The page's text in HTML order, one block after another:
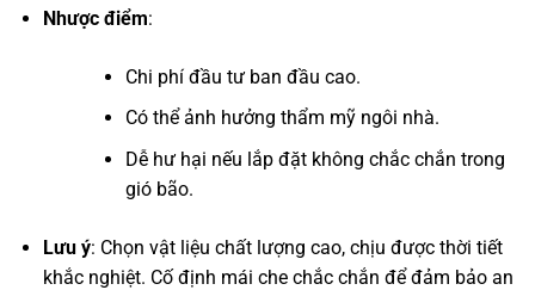
Nhược điểm:
Chi phí đầu tư ban đầu cao.
Có thể ảnh hưởng thẩm mỹ ngôi nhà.
Dễ hư hại nếu lắp đặt không chắc chắn trong
gió bão.
Lưu ý: Chọn vật liệu chất lượng cao, chịu được thời tiết
khắc nghiệt. Cố định mái che chắc chắn để đảm bảo an